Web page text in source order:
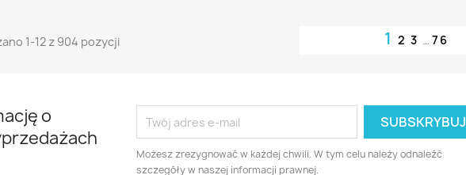
1-12 z 904 pozycji 1 2 3 … 76
o
Możesz zrezygnować w każdej chwili. W tym celu należy odnaleźć
szczegóły w naszej informacji prawnej.